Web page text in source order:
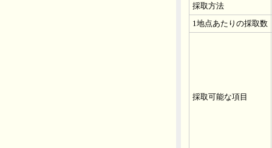
採取方法
1地点あたりの採取数
採取可能な項目